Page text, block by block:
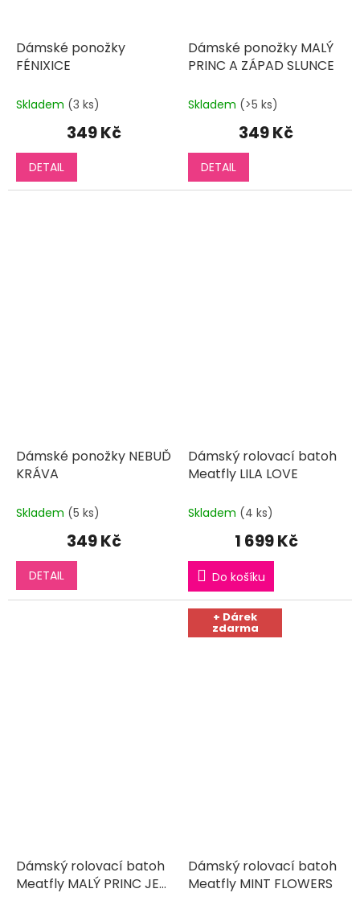
Dámské ponožky
FÉNIXICE
Skladem (3 ks)
349 Kč
DETAIL
Dámské ponožky MALÝ
PRINC A ZÁPAD SLUNCE
Skladem (>5 ks)
349 Kč
DETAIL
Dámské ponožky NEBUĎ
KRÁVA
Skladem (5 ks)
349 Kč
DETAIL
Dámský rolovací batoh
Meatfly LILA LOVE
Skladem (4 ks)
1 699 Kč
Do košíku
Dámský rolovací batoh
Meatfly MALÝ PRINC JE
+ Dárek
zdarma
Dámský rolovací batoh
Meatfly MINT FLOWERS